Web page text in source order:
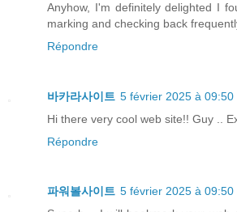
Anyhow, I'm definitely delighted I
marking and checking back
Répondre
바카라사이트 5 février 2025 à 09:50
Hi there very cool web site!! Guy ..
Répondre
파워볼사이트 5 février 2025 à 09:50